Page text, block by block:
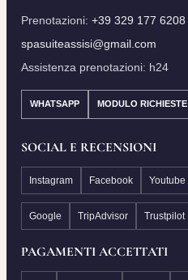
Prenotazioni: +39 329 177 6208
spasuiteassisi@gmail.com
Assistenza prenotazioni: h24
WHATSAPP MODULO RICHIESTE
SOCIAL E RECENSIONI
Instagram Facebook Youtube
Google TripAdvisor Trustpilot
PAGAMENTI ACCETTATI